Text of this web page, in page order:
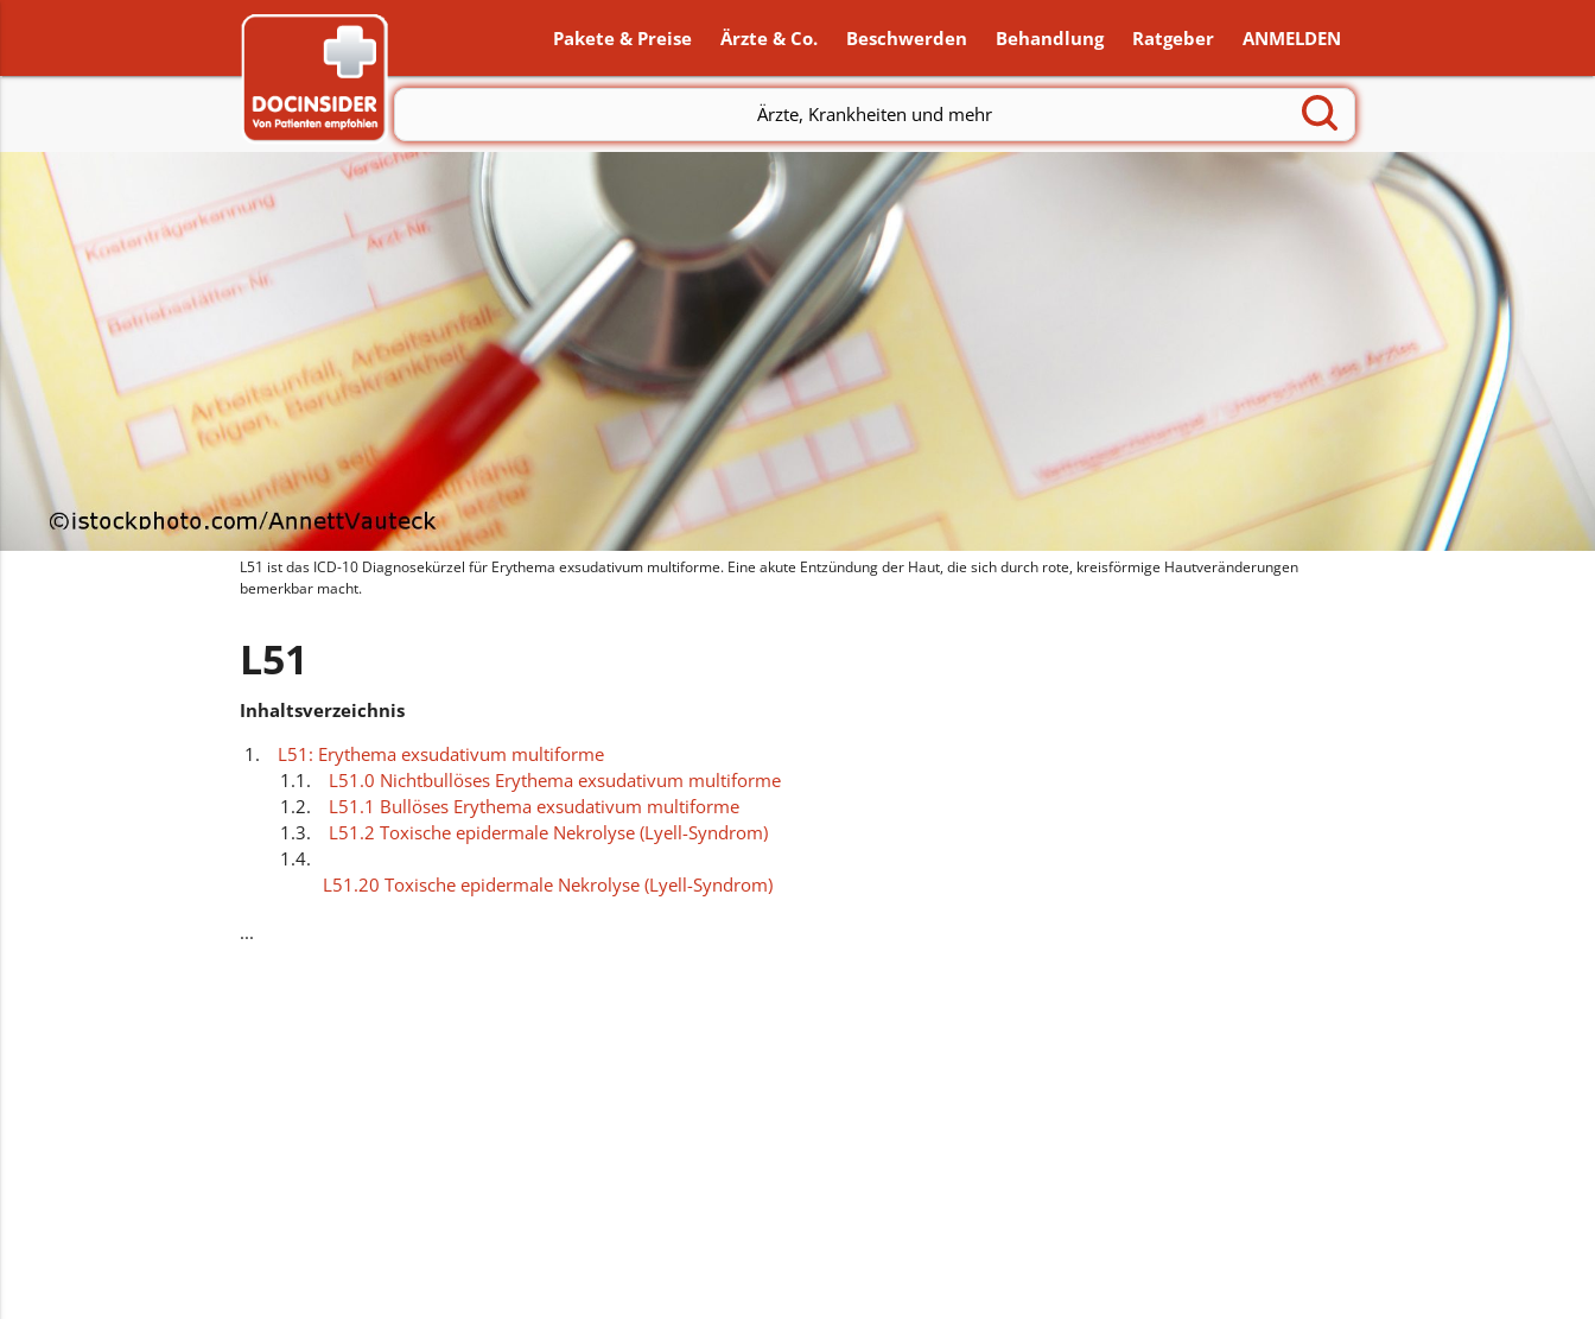
Pakete & Preise Ärzte & Co. Beschwerden Behandlung Ratgeber ANMELDEN
Ärzte, Krankheiten und mehr
L51 ist das ICD-10 Diagnosekürzel für Erythema exsudativum multiforme. Eine akute Entzündung der Haut, die sich durch rote, kreisförmige Hautveränderungen
bemerkbar macht.
L51
Inhaltsverzeichnis
L51: Erythema exsudativum multiforme
L51.0 Nichtbullöses Erythema exsudativum multiforme
L51.1 Bullöses Erythema exsudativum multiforme
L51.2 Toxische epidermale Nekrolyse (Lyell-Syndrom)
L51.20 Toxische epidermale Nekrolyse (Lyell-Syndrom)
...